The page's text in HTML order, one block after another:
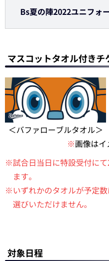
Bs夏の陣2022ユニフォ
マスコットタオル付きチ
＜バファローブルタオル＞
※画像はイ
※試合日当日に特設受付に
ます。
※いずれかのタオルが予定
選びいただけません。
対象日程